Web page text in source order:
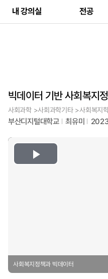
내 강의실 전공
빅데이터 기반 사회복지
사회과학 >사회과학기타 >사회복지
부산디지털대학교 최유미
Play
사회복지정책과 빅데이터